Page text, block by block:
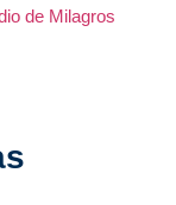
de Milagros